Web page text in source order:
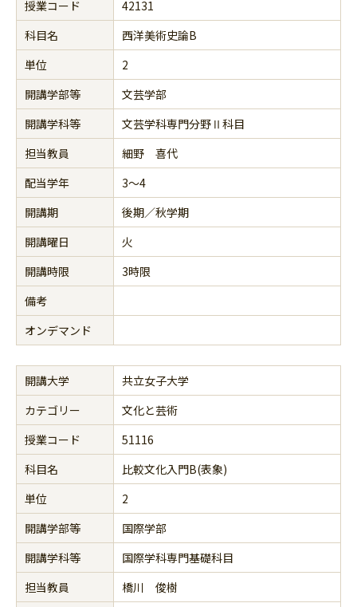
授業コード
42131
科目名
西洋美術史論B
単位
2
開講学部等
文芸学部
開講学科等
文芸学科専門分野Ⅱ科目
担当教員
細野 喜代
配当学年
3～4
開講期
後期／秋学期
開講曜日
火
開講時限
3時限
備考
オンデマンド
開講大学
共立女子大学
カテゴリー
文化と芸術
授業コード
51116
科目名
比較文化入門B(表象)
単位
2
開講学部等
国際学部
開講学科等
国際学科専門基礎科目
担当教員
橋川 俊樹